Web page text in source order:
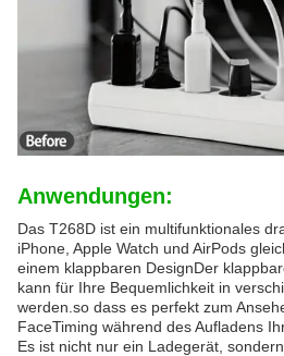
Anwendungen:
Das T268D ist ein multifunktionales
iPhone, Apple Watch und AirPods
einem klappbaren DesignDer
kann für Ihre Bequemlichkeit in
werden.so dass es perfekt zum
FaceTiming während des Aufladens
Es ist nicht nur ein Ladegerät,